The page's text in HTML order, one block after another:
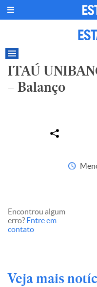
ITAÚ
– Balanço
Encontrou algum
erro? Entre em
contato
Veja mais